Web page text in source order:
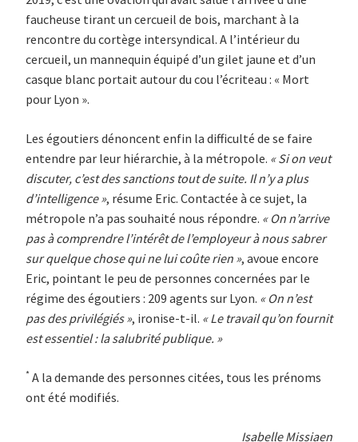
faucheuse tirant un cercueil de bois, marchant à la
rencontre du cortège intersyndical. A l’intérieur du
cercueil, un mannequin équipé d’un gilet jaune et d’un
casque blanc portait autour du cou l’écriteau : « Mort
pour Lyon ».
Les égoutiers dénoncent enfin la difficulté de se faire
entendre par leur hiérarchie, à la métropole. « Si on veut
discuter, c’est des sanctions tout de suite. Il n’y a plus
d’intelligence », résume Eric. Contactée à ce sujet, la
métropole n’a pas souhaité nous répondre. « On n’arrive
pas à comprendre l’intérêt de l’employeur à nous sabrer
sur quelque chose qui ne lui coûte rien », avoue encore
Eric, pointant le peu de personnes concernées par le
régime des égoutiers : 209 agents sur Lyon. « On n’est
pas des privilégiés », ironise-t-il. « Le travail qu’on fournit
est essentiel : la salubrité publique. »
* A la demande des personnes citées, tous les prénoms
ont été modifiés.
Isabelle Missiaen